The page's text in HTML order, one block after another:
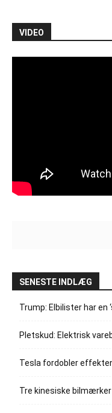
VIDEO
SENESTE INDLÆG
Trump: Elbilister har en
Pletskud: Elektrisk
Tesla fordobler
Tre kinesiske